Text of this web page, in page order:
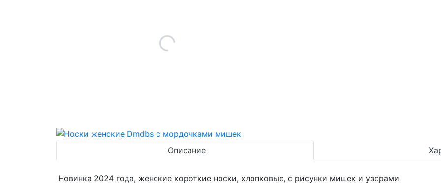
Описание
Новинка 2024 года, женские короткие носки, хлопковые, с рисунки мишек и узорами